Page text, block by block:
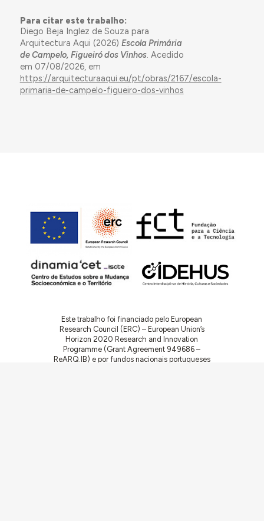
Para citar este trabalho:
Diego Beja Inglez de Souza para
Arquitectura Aqui (2026) Escola Primária
de Campelo, Figueiró dos Vinhos. Acedido
em 07/08/2026, em
https://arquitecturaaqui.eu/pt/obras/2167/escola-
primaria-de-campelo-figueiro-dos-vinhos
Este trabalho foi financiado pelo European
Research Council (ERC) – European Union’s
Horizon 2020 Research and Innovation
Programme (Grant Agreement 949686 –
ReARQ.IB) e por fundos nacionais portugueses